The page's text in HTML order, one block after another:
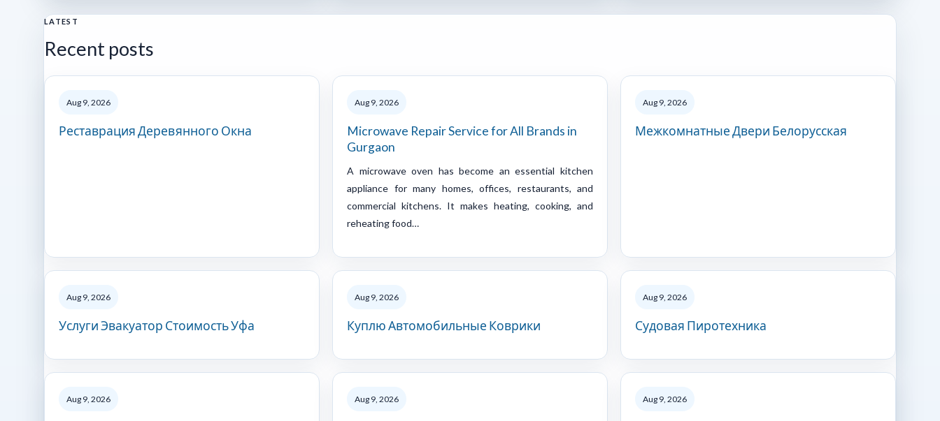
LATEST
Recent posts
Aug 9, 2026
Реставрация Деревянного Окна
Aug 9, 2026
Microwave Repair Service for All Brands in
Gurgaon
A microwave oven has become an essential kitchen
appliance for many homes, offices, restaurants, and
commercial kitchens. It makes heating, cooking, and
reheating food…
Aug 9, 2026
Межкомнатные Двери Белорусская
Aug 9, 2026
Услуги Эвакуатор Стоимость Уфа
Aug 9, 2026
Куплю Автомобильные Коврики
Aug 9, 2026
Судовая Пиротехника
Aug 9, 2026 Aug 9, 2026 Aug 9, 2026